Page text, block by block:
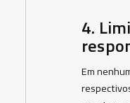
4.
Em